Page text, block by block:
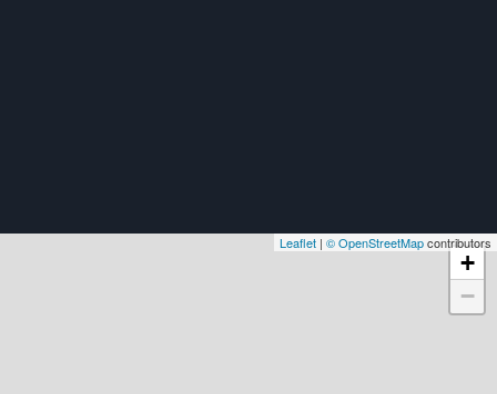
+
−
Leaflet | © OpenStreetMapcontributors